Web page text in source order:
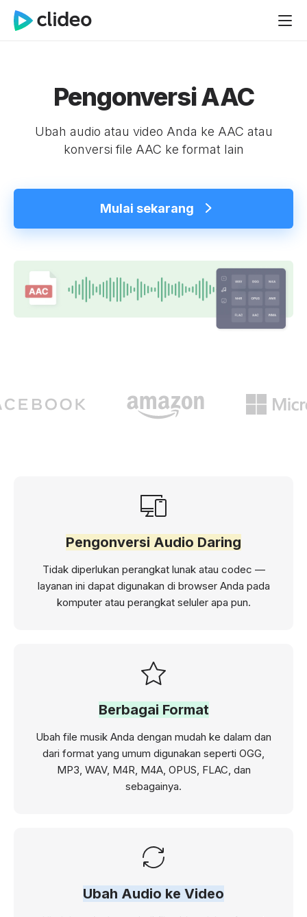
Pengonversi AAC
Ubah audio atau video Anda ke AAC atau
konversi file AAC ke format lain
Mulai sekarang
Pengonversi Audio Daring
Tidak diperlukan perangkat lunak atau codec —
layanan ini dapat digunakan di browser Anda pada
komputer atau perangkat seluler apa pun.
Berbagai Format
Ubah file musik Anda dengan mudah ke dalam dan
dari format yang umum digunakan seperti OGG,
MP3, WAV, M4R, M4A, OPUS, FLAC, dan
sebagainya.
Ubah Audio ke Video